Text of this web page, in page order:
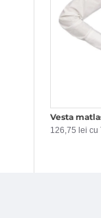
Vesta
126,75 lei cu